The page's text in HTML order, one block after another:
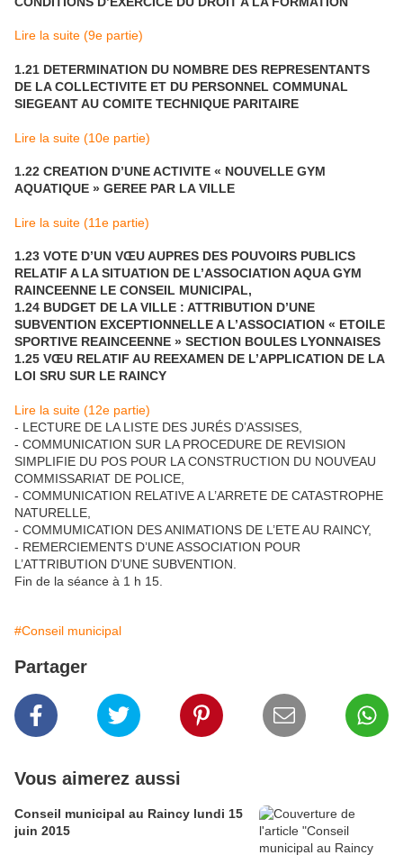
Lire la suite (9e partie)
1.21 DETERMINATION DU NOMBRE DES REPRESENTANTS
DE LA COLLECTIVITE ET DU PERSONNEL COMMUNAL
SIEGEANT AU COMITE TECHNIQUE PARITAIRE
Lire la suite (10e partie)
1.22 CREATION D’UNE ACTIVITE « NOUVELLE GYM
AQUATIQUE » GEREE PAR LA VILLE
Lire la suite (11e partie)
1.23 VOTE D’UN VŒU AUPRES DES POUVOIRS PUBLICS
RELATIF A LA SITUATION DE L’ASSOCIATION AQUA GYM
RAINCEENNE LE CONSEIL MUNICIPAL,
1.24 BUDGET DE LA VILLE : ATTRIBUTION D’UNE
SUBVENTION EXCEPTIONNELLE A L’ASSOCIATION « ETOILE
SPORTIVE REAINCEENNE » SECTION BOULES LYONNAISES
1.25 VŒU RELATIF AU REEXAMEN DE L’APPLICATION DE LA
LOI SRU SUR LE RAINCY
Lire la suite (12e partie)
- LECTURE DE LA LISTE DES JURÉS D’ASSISES,
- COMMUNICATION SUR LA PROCEDURE DE REVISION
SIMPLIFIE DU POS POUR LA CONSTRUCTION DU NOUVEAU
COMMISSARIAT DE POLICE,
- COMMUNICATION RELATIVE A L’ARRETE DE CATASTROPHE
NATURELLE,
- COMMUMICATION DES ANIMATIONS DE L’ETE AU RAINCY,
- REMERCIEMENTS D’UNE ASSOCIATION POUR
L’ATTRIBUTION D’UNE SUBVENTION.
Fin de la séance à 1 h 15.
#Conseil municipal
Partager
Vous aimerez aussi
Conseil municipal au Raincy lundi 15
juin 2015